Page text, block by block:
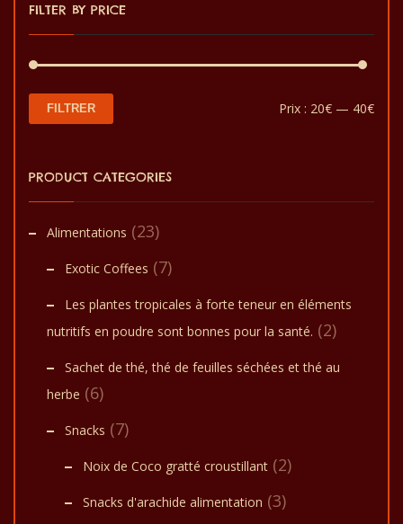
être
sur
page
produit
FILTER BY PRICE
Prix
Prix
FILTRER Prix : 20€ — 40€
PRODUCT CATEGORIES
Alimentations (23)
Exotic Coffees (7)
Les plantes tropicales à forte teneur en éléments
nutritifs en poudre sont bonnes pour la santé. (2)
Sachet de thé, thé de feuilles séchées et thé au
herbe (6)
Snacks (7)
Noix de Coco gratté croustillant (2)
Snacks d'arachide alimentation (3)